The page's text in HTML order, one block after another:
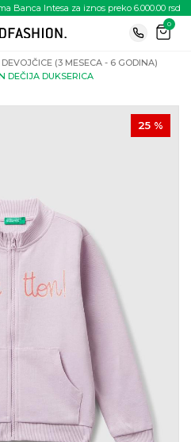
Banca Intesa za iznos preko 6.000.00 rsd
0
DEVOJČICE (3 MESECA - 6 GODINA)
DEČIJA DUKSERICA
25 %